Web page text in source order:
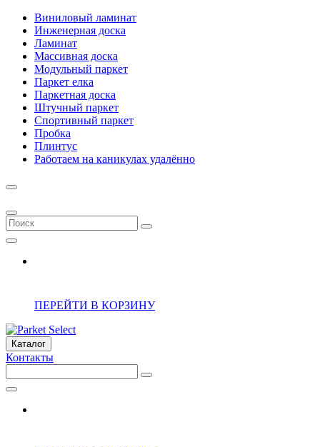
Виниловый ламинат
Инженерная доска
Ламинат
Массивная доска
Модульный паркет
Паркет елка
Паркетная доска
Штучный паркет
Спортивный паркет
Пробка
Плинтус
Работаем на каникулах удалённо
ПЕРЕЙТИ В КОРЗИНУ
Каталог
Контакты